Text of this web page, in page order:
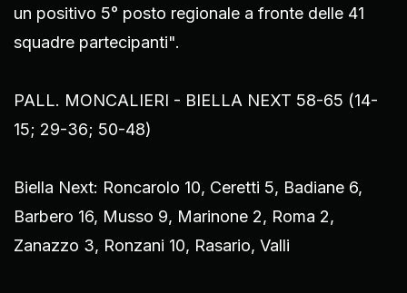
un positivo 5° posto regionale a fronte delle 41
squadre partecipanti".
PALL. MONCALIERI - BIELLA NEXT 58-65 (14-
15; 29-36; 50-48)
Biella Next: Roncarolo 10, Ceretti 5, Badiane 6,
Barbero 16, Musso 9, Marinone 2, Roma 2,
Zanazzo 3, Ronzani 10, Rasario, Valli